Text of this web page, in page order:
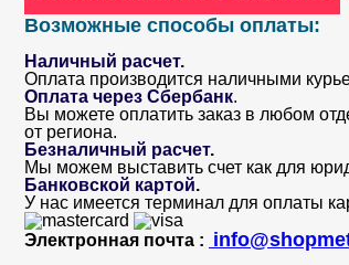
Возможные способы оплаты:
Наличный расчет.
Оплата производится наличными
Оплата через Сбербанк.
Вы можете оплатить заказ в любом
от региона.
Безналичный расчет.
Мы можем выставить счет как для
Банковской картой.
У нас имеется терминал для оплаты
Электронная почта :